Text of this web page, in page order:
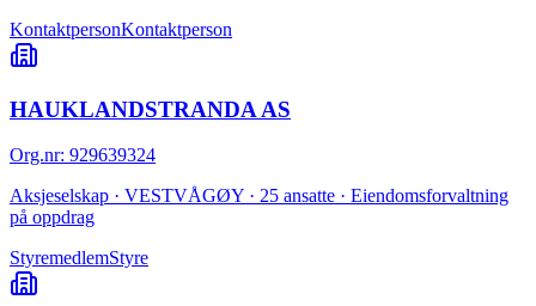
KontaktpersonKontaktperson
HAUKLANDSTRANDA AS
Org.nr: 929639324
Aksjeselskap · VESTVÅGØY · 25 ansatte · Eiendomsforvaltning
på oppdrag
StyremedlemStyre